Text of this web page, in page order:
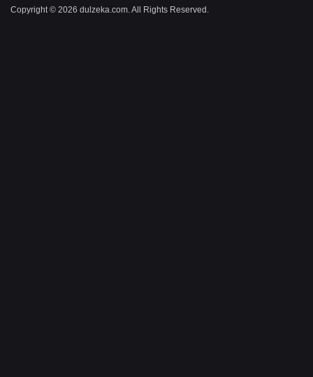
Copyright © 2026 dulzeka.com. All Rights Reserved.